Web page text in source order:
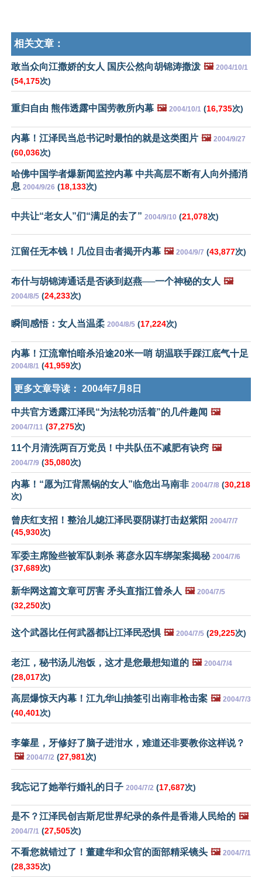
相关文章：
敢当众向江撒娇的女人 国庆公然向胡锦涛撒泼 🖼️ 2004/10/1
(54,175次)
重归自由 熊伟透露中国劳教所内幕 🖼️ 2004/10/1 (16,735次)
内幕！江泽民当总书记时最怕的就是这类图片 🖼️ 2004/9/27
(60,036次)
哈佛中国学者爆新闻监控内幕 中共高层不断有人向外捅消
息 2004/9/26 (18,133次)
中共让“老女人”们“满足的去了” 2004/9/10 (21,078次)
江留任无本钱！几位目击者揭开内幕 🖼️ 2004/9/7 (43,877次)
布什与胡锦涛通话是否谈到赵燕──一个神秘的女人 🖼️
2004/8/5 (24,233次)
瞬间感悟：女人当温柔 2004/8/5 (17,224次)
内幕！江流窜怕暗杀沿途20米一哨 胡温联手踩江底气十足
2004/8/1 (41,959次)
更多文章导读： 2004年7月8日
中共官方透露江泽民“为法轮功活着”的几件趣闻 🖼️
2004/7/11 (37,275次)
11个月清洗两百万党员！中共队伍不减肥有诀窍 🖼️
2004/7/9 (35,080次)
内幕！“愿为江背黑锅的女人”临危出马南非 2004/7/8 (30,218
次)
曾庆红支招！整治儿媳江泽民耍阴谋打击赵紫阳 2004/7/7
(45,930次)
军委主席险些被军队刺杀 蒋彦永囚车绑架案揭秘 2004/7/6
(37,689次)
新华网这篇文章可厉害 矛头直指江曾杀人 🖼️ 2004/7/5
(32,250次)
这个武器比任何武器都让江泽民恐惧 🖼️ 2004/7/5 (29,225次)
老江，秘书汤儿泡饭，这才是您最想知道的 🖼️ 2004/7/4
(28,017次)
高层爆惊天内幕！江九华山抽签引出南非枪击案 🖼️ 2004/7/3
(40,401次)
李肇星，牙修好了脑子进泔水，难道还非要教你这样说？
🖼️ 2004/7/2 (27,981次)
我忘记了她举行婚礼的日子 2004/7/2 (17,687次)
是不？江泽民创吉斯尼世界纪录的条件是香港人民给的 🖼️
2004/7/1 (27,505次)
不看您就错过了！董建华和众官的面部精采镜头 🖼️ 2004/7/1
(28,335次)